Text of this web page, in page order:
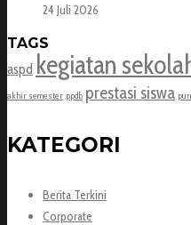
24 Juli 2026
TAGS
aspd kegiatan
akhir semester ppdb prestasi siswa
KATEGORI
Berita Terkini
Corporate